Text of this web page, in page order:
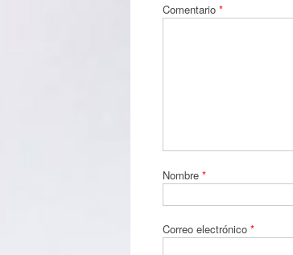
Comentario *
Nombre *
Correo electrónico *